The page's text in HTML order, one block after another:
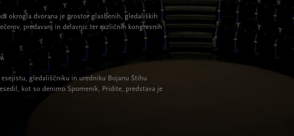
okrogla dvorana je prostor glasbenih, gledaliških
predavanj in delavnic ter različnih kongresnih
gledališčniku in uredniku Bojanu Štihu
kot so denimo Spomenik, Pridite, predstava je